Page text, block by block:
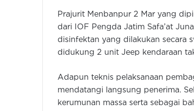
Prajurit Menbanpur 2 Mar yang
dari IOF Pengda Jatim Safa’at
disinfektan yang dilakukan secara
didukung 2 unit Jeep kendaraan
Adapun teknis pelaksanaan
mendatangi langsung penerima.
kerumunan massa serta sebagai